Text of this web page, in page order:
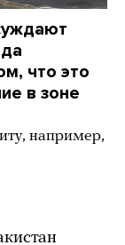
что это
в зоне
например,